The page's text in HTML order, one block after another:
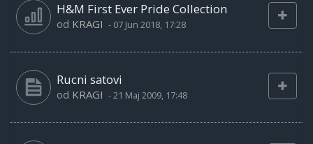
H&M First Ever Pride Collection
od KRAGI - 07 Jun 2018, 17:28
Rucni satovi
od KRAGI -21 Maj 2009, 17:48